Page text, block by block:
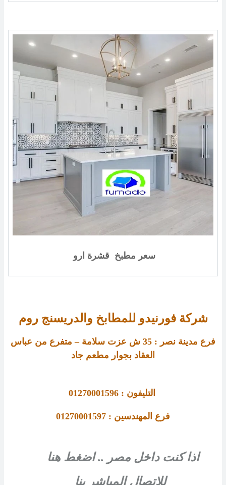
سعر مطبخ قشرة ارو
شركة فورنيدو للمطابخ والدريسنج روم
فرع مدينة نصر : 35 ش عزت سلامة – متفرع من عباس
العقاد بجوار مطعم جاد
التليفون : 01270001596
فرع المهندسين : 01270001597
اذا كنت داخل مصر .. اضغط هنا
للاتصال المباشر بنا